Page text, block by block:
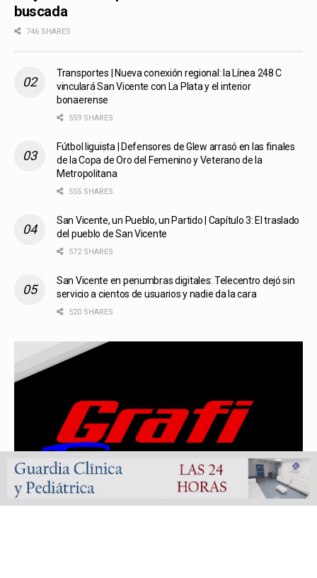
buscada
746 SHARES
Transportes | Nueva conexión regional: la Línea 248 C
vinculará San Vicente con La Plata y el interior
bonaerense
559 SHARES
Fútbol liguista | Defensores de Glew arrasó en las finales
de la Copa de Oro del Femenino y Veterano de la
Metropolitana
555 SHARES
San Vicente, un Pueblo, un Partido | Capítulo 3: El traslado
del pueblo de San Vicente
572 SHARES
San Vicente en penumbras digitales: Telecentro dejó sin
servicio a cientos de usuarios y nadie da la cara
520 SHARES